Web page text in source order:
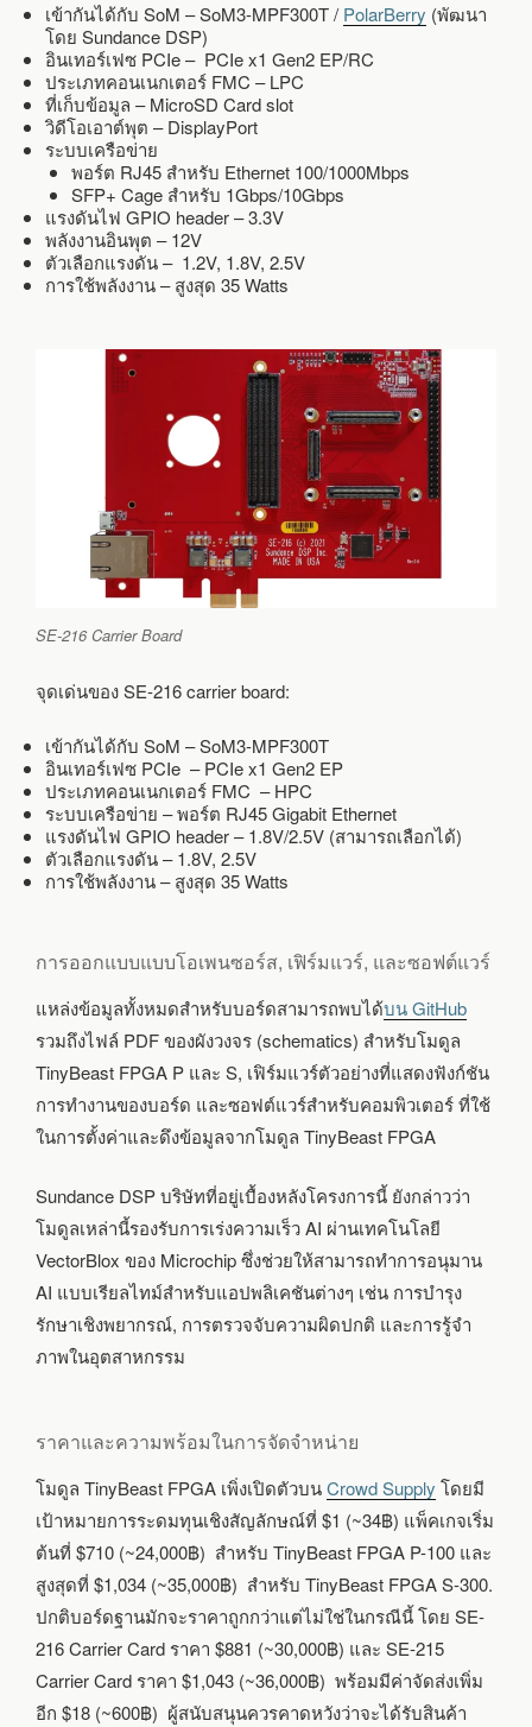
เข้ากันได้กับ SoM – SoM3-MPF300T / PolarBerry (พัฒนา
โดย Sundance DSP)
อินเทอร์เฟซ PCIe – PCIe x1 Gen2 EP/RC
ประเภทคอนเนกเตอร์ FMC – LPC
ที่เก็บข้อมูล – MicroSD Card slot
วิดีโอเอาต์พุต – DisplayPort
ระบบเครือข่าย
พอร์ต RJ45 สำหรับ Ethernet 100/1000Mbps
SFP+ Cage สำหรับ 1Gbps/10Gbps
แรงดันไฟ GPIO header – 3.3V
พลังงานอินพุต – 12V
ตัวเลือกแรงดัน – 1.2V, 1.8V, 2.5V
การใช้พลังงาน – สูงสุด 35 Watts
SE-216 Carrier Board
จุดเด่นของ SE-216 carrier board:
เข้ากันได้กับ SoM – SoM3-MPF300T
อินเทอร์เฟซ PCIe – PCIe x1 Gen2 EP
ประเภทคอนเนกเตอร์ FMC – HPC
ระบบเครือข่าย – พอร์ต RJ45 Gigabit Ethernet
แรงดันไฟ GPIO header – 1.8V/2.5V (สามารถเลือกได้)
ตัวเลือกแรงดัน – 1.8V, 2.5V
การใช้พลังงาน – สูงสุด 35 Watts
การออกแบบแบบโอเพนซอร์ส, เฟิร์มแวร์, และซอฟต์แวร์
แหล่งข้อมูลทั้งหมดสำหรับบอร์ดสามารถพบได้บน GitHub
รวมถึงไฟล์ PDF ของผังวงจร (schematics) สำหรับโมดูล
TinyBeast FPGA P และ S, เฟิร์มแวร์ตัวอย่างที่แสดงฟังก์ชัน
การทำงานของบอร์ด และซอฟต์แวร์สำหรับคอมพิวเตอร์ ที่ใช้
ในการตั้งค่าและดึงข้อมูลจากโมดูล TinyBeast FPGA
Sundance DSP บริษัทที่อยู่เบื้องหลังโครงการนี้ ยังกล่าวว่า
โมดูลเหล่านี้รองรับการเร่งความเร็ว AI ผ่านเทคโนโลยี
VectorBlox ของ Microchip ซึ่งช่วยให้สามารถทำการอนุมาน
AI แบบเรียลไทม์สำหรับแอปพลิเคชันต่างๆ เช่น การบำรุง
รักษาเชิงพยากรณ์, การตรวจจับความผิดปกติ และการรู้จำ
ภาพในอุตสาหกรรม
ราคาและความพร้อมในการจัดจำหน่าย
โมดูล TinyBeast FPGA เพิ่งเปิดตัวบนCrowd Supply โดยมี
เป้าหมายการระดมทุนเชิงสัญลักษณ์ที่ $1 (~34฿) แพ็คเกจเริ่ม
ต้นที่ $710 (~24,000฿) สำหรับ TinyBeast FPGA P-100 และ
สูงสุดที่ $1,034 (~35,000฿) สำหรับ TinyBeast FPGA S-300.
ปกติบอร์ดฐานมักจะราคาถูกกว่าแต่ไม่ใช่ในกรณีนี้ โดย SE-
216 Carrier Card ราคา $881 (~30,000฿) และ SE-215
Carrier Card ราคา $1,043 (~36,000฿) พร้อมมีค่าจัดส่งเพิ่ม
อีก $18 (~600฿) ผู้สนับสนุนควรคาดหวังว่าจะได้รับสินค้า